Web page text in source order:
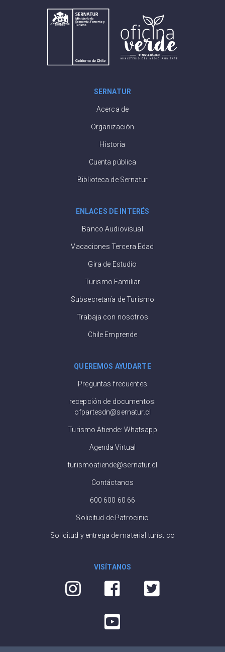
SERNATUR
Acerca de
Organización
Historia
Cuenta pública
Biblioteca de Sernatur
ENLACES DE INTERÉS
Banco Audiovisual
Vacaciones Tercera Edad
Gira de Estudio
Turismo Familiar
Subsecretaría de Turismo
Trabaja con nosotros
Chile Emprende
QUEREMOS AYUDARTE
Preguntas frecuentes
recepción de documentos:
ofpartesdn@sernatur.cl
Turismo Atiende: Whatsapp
Agenda Virtual
turismoatiende@sernatur.cl
Contáctanos
600 600 60 66
Solicitud de Patrocinio
Solicitud y entrega de material turístico
VISÍTANOS